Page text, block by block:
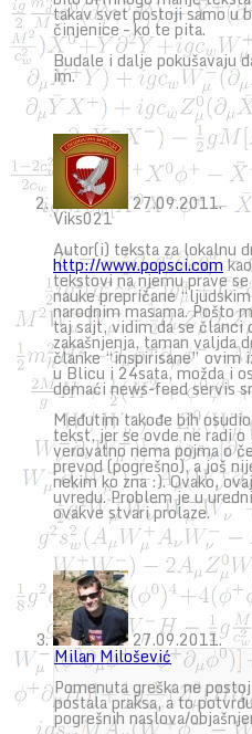
takav svet postoji samo u
činjenice – ko te pita.
Budale i dalje pokušavaju
im.
27.09.2011.
Viks021
Autor(i) teksta za lokalnu
http://www.popsci.com
tekstovi na njemu prave
nauke prepričane
narodnim masama. Pošto
taj sajt, vidim da se
zakašnjenja, taman valjda
članke “inspirisane” ovim
u Blicu i 24sata, možda i
domaći news-feed servis
Međutim takođe bih
tekst, jer se ovde ne radi
verovatno nema pojma o
prevod (pogrešno), a još
nekim ko zna :). Ovako,
uvredu. Problem je u
ovakve stvari prolaze.
27.09.2011.
Milan Milošević
Pomenuta greška ne
postala praksa, a to
pogrešnih naslova/